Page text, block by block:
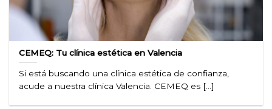
CEMEQ: Tu clínica estética en Valencia
Si está buscando una clínica estética de confianza,
acude a nuestra clínica Valencia. CEMEQ es [...]